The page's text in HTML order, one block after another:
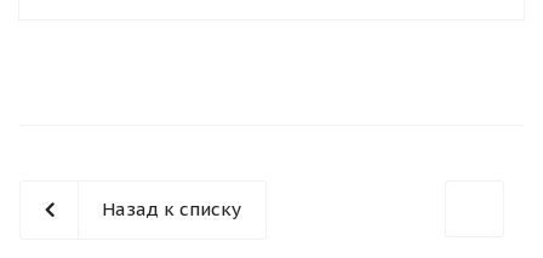
Назад к списку